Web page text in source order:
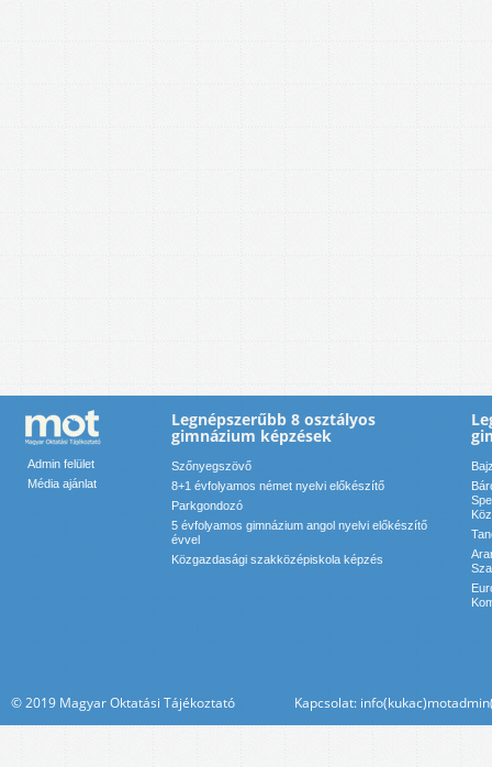
Admin felület
Média ajánlat
Legnépszerűbb 8 osztályos
gimnázium képzések
Szőnyegszövő
8+1 évfolyamos német nyelvi előkészítő
Parkgondozó
5 évfolyamos gimnázium angol nyelvi előkészítő
évvel
Közgazdasági szakközépiskola képzés
© 2019 Magyar Oktatási Tájékoztató Kapcsolat: